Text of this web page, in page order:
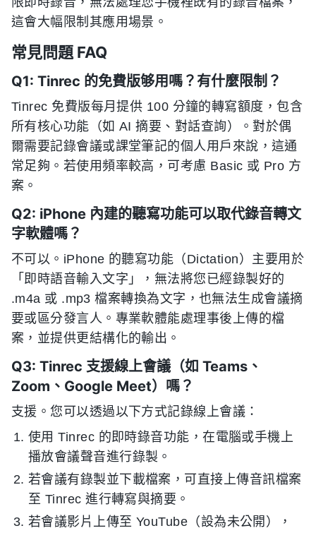
這會大幅限制其應用場景。
常見問題 FAQ
Q1: Tinrec 的免費版够用嗎？有什麼限制？
Tinrec 免費版每月提供 100 分鐘的轉寫額度，包含
所有核心功能（如 AI 摘要、對話查詢）。對於偶
爾需要記錄會議或課堂筆記的個人用戶來說，這通
常足夠。若使用頻率較高，可考慮 Basic 或 Pro 方
案。
Q2: iPhone 內建的聽寫功能可以取代錄音轉文
字軟體嗎？
不可以。iPhone 的聽寫功能（Dictation）主要用於
「即時語音輸入文字」，無法將您已經錄製好的
.m4a 或 .mp3 檔案轉換為文字，也無法生成會議摘
要或區分發言人。專業軟體能處理事後上傳的檔
案，並提供更結構化的輸出。
Q3: Tinrec 支援線上會議（如 Teams、
Zoom、Google Meet）嗎？
支援。您可以透過以下方式記錄線上會議：
使用 Tinrec 的即時錄音功能，在電腦或手機上
播放會議聲音進行錄製。
若會議有錄製並下載檔案，可直接上傳音訊檔案
至 Tinrec 進行轉寫與摘要。
若會議影片上傳至 YouTube（設為未公開），